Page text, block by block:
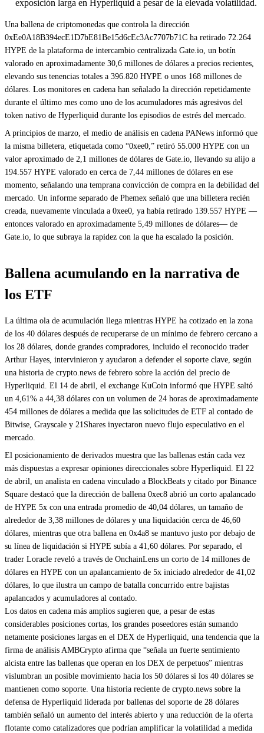
exposición larga en Hyperliquid a pesar de la elevada volatilidad.
Una ballena de criptomonedas que controla la dirección
0xEe0A18B394ecE1D7bE81Be15d6cEc3Ac7707b71C ha retirado 72.264
HYPE de la plataforma de intercambio centralizada Gate.io, un botín
valorado en aproximadamente 30,6 millones de dólares a precios recientes,
elevando sus tenencias totales a 396.820 HYPE o unos 168 millones de
dólares. Los monitores en cadena han señalado la dirección repetidamente
durante el último mes como uno de los acumuladores más agresivos del
token nativo de Hyperliquid durante los episodios de estrés del mercado.
A principios de marzo, el medio de análisis en cadena PANews informó que
la misma billetera, etiquetada como “0xee0,” retiró 55.000 HYPE con un
valor aproximado de 2,1 millones de dólares de Gate.io, llevando su alijo a
194.557 HYPE valorado en cerca de 7,44 millones de dólares en ese
momento, señalando una temprana convicción de compra en la debilidad del
mercado. Un informe separado de Phemex señaló que una billetera recién
creada, nuevamente vinculada a 0xee0, ya había retirado 139.557 HYPE —
entonces valorado en aproximadamente 5,49 millones de dólares— de
Gate.io, lo que subraya la rapidez con la que ha escalado la posición.
Ballena acumulando en la narrativa de
los ETF
La última ola de acumulación llega mientras HYPE ha cotizado en la zona
de los 40 dólares después de recuperarse de un mínimo de febrero cercano a
los 28 dólares, donde grandes compradores, incluido el reconocido trader
Arthur Hayes, intervinieron y ayudaron a defender el soporte clave, según
una historia de crypto.news de febrero sobre la acción del precio de
Hyperliquid. El 14 de abril, el exchange KuCoin informó que HYPE saltó
un 4,61% a 44,38 dólares con un volumen de 24 horas de aproximadamente
454 millones de dólares a medida que las solicitudes de ETF al contado de
Bitwise, Grayscale y 21Shares inyectaron nuevo flujo especulativo en el
mercado.
El posicionamiento de derivados muestra que las ballenas están cada vez
más dispuestas a expresar opiniones direccionales sobre Hyperliquid. El 22
de abril, un analista en cadena vinculado a BlockBeats y citado por Binance
Square destacó que la dirección de ballena 0xec8 abrió un corto apalancado
de HYPE 5x con una entrada promedio de 40,04 dólares, un tamaño de
alrededor de 3,38 millones de dólares y una liquidación cerca de 46,60
dólares, mientras que otra ballena en 0x4a8 se mantuvo justo por debajo de
su línea de liquidación si HYPE subía a 41,60 dólares. Por separado, el
trader Loracle reveló a través de OnchainLens un corto de 14 millones de
dólares en HYPE con un apalancamiento de 5x iniciado alrededor de 41,02
dólares, lo que ilustra un campo de batalla concurrido entre bajistas
apalancados y acumuladores al contado.
Los datos en cadena más amplios sugieren que, a pesar de estas
considerables posiciones cortas, los grandes poseedores están sumando
netamente posiciones largas en el DEX de Hyperliquid, una tendencia que la
firma de análisis AMBCrypto afirma que “señala un fuerte sentimiento
alcista entre las ballenas que operan en los DEX de perpetuos” mientras
vislumbran un posible movimiento hacia los 50 dólares si los 40 dólares se
mantienen como soporte. Una historia reciente de crypto.news sobre la
defensa de Hyperliquid liderada por ballenas del soporte de 28 dólares
también señaló un aumento del interés abierto y una reducción de la oferta
flotante como catalizadores que podrían amplificar la volatilidad a medida